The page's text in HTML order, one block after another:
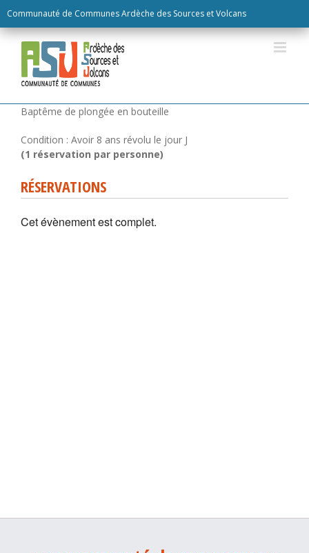
Communauté de Communes Ardèche des Sources et Volcans
RÉSERVATIONS
Cet évènement est complet.
to
content
Baptême de plongée en bouteille
Condition : Avoir 8 ans révolu le jour J
(1 réservation par personne)
RÉSERVATIONS
Cet évènement est complet.